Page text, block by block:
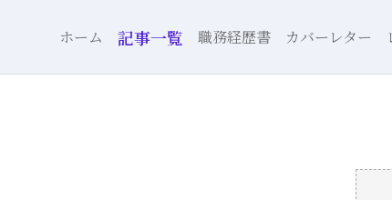
ホーム 記事一覧 職務経歴書 カバーレター